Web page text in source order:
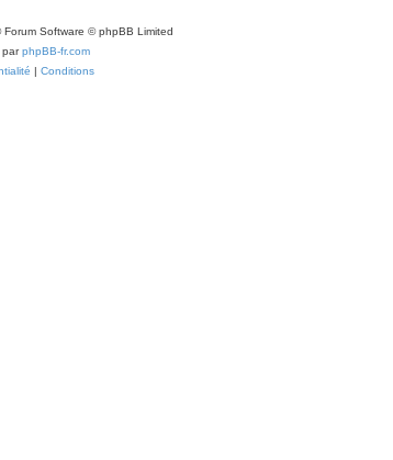
Forum Software © phpBB Limited
parphpBB-fr.com
| Conditions